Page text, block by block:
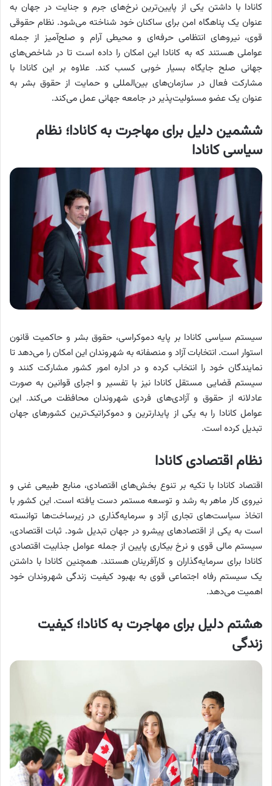
کانادا با داشتن یکی از پایین‌ترین نرخ‌های جرم و جنایت در جهان به
عنوان یک پناهگاه امن برای ساکنان خود شناخته می‌شود. نظام حقوقی
قوی، نیروهای انتظامی حرفه‌ای و محیطی آرام و صلح‌آمیز از جمله
عواملی هستند که به کانادا این امکان را داده است تا در شاخص‌های
جهانی صلح جایگاه بسیار خوبی کسب کند. علاوه بر این کانادا با
مشارکت فعال در سازمان‌های بین‌المللی و حمایت از حقوق بشر به
عنوان یک عضو مسئولیت‌پذیر در جامعه جهانی عمل می‌کند.
ششمین دلیل برای مهاجرت به کانادا؛ نظام
سیاسی کانادا
سیستم سیاسی کانادا بر پایه دموکراسی، حقوق بشر و حاکمیت قانون
استوار است. انتخابات آزاد و منصفانه به شهروندان این امکان را می‌دهد تا
نمایندگان خود را انتخاب کرده و در اداره امور کشور مشارکت کنند و
سیستم قضایی مستقل کانادا نیز با تفسیر و اجرای قوانین به صورت
عادلانه از حقوق و آزادی‌های فردی شهروندان محافظت می‌کند. این
عوامل کانادا را به یکی از پایدارترین و دموکراتیک‌ترین کشورهای جهان
تبدیل کرده است.
نظام اقتصادی کانادا
اقتصاد کانادا با تکیه بر تنوع بخش‌های اقتصادی، منابع طبیعی غنی و
نیروی کار ماهر به رشد و توسعه مستمر دست یافته است. این کشور با
اتخاذ سیاست‌های تجاری آزاد و سرمایه‌گذاری در زیرساخت‌ها توانسته
است به یکی از اقتصادهای پیشرو در جهان تبدیل شود. ثبات اقتصادی،
سیستم مالی قوی و نرخ بیکاری پایین از جمله عوامل جذابیت اقتصادی
کانادا برای سرمایه‌گذاران و کارآفرینان هستند. همچنین کانادا با داشتن
یک سیستم رفاه اجتماعی قوی به بهبود کیفیت زندگی شهروندان خود
اهمیت می‌دهد.
هشتم دلیل برای مهاجرت به کانادا؛ کیفیت
زندگی